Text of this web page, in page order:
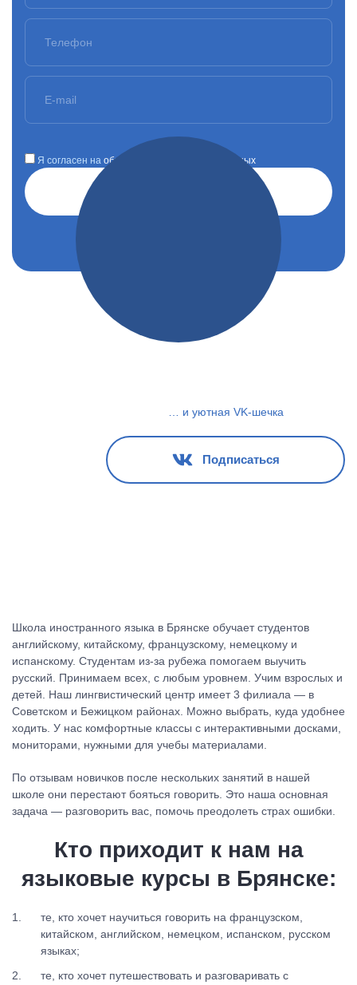
Я согласен на обработку персональных данных
… и уютная VK-шечка
Подписаться
Школа иностранного языка в Брянске обучает студентов
английскому, китайскому, французскому, немецкому и
испанскому. Студентам из-за рубежа помогаем выучить
русский. Принимаем всех, с любым уровнем. Учим взрослых и
детей. Наш лингвистический центр имеет 3 филиала — в
Советском и Бежицком районах. Можно выбрать, куда удобнее
ходить. У нас комфортные классы с интерактивными досками,
мониторами, нужными для учебы материалами.
По отзывам новичков после нескольких занятий в нашей
школе они перестают бояться говорить. Это наша основная
задача — разговорить вас, помочь преодолеть страх ошибки.
Кто приходит к нам на
языковые курсы в Брянске:
те, кто хочет научиться говорить на французском,
китайском, английском, немецком, испанском, русском
языках;
те, кто хочет путешествовать и разговаривать с